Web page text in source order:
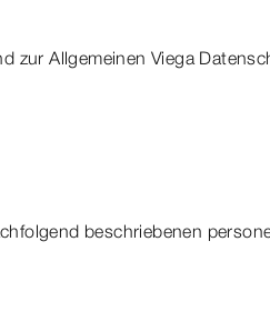
zur Allgemeinen Viega
beschriebenen